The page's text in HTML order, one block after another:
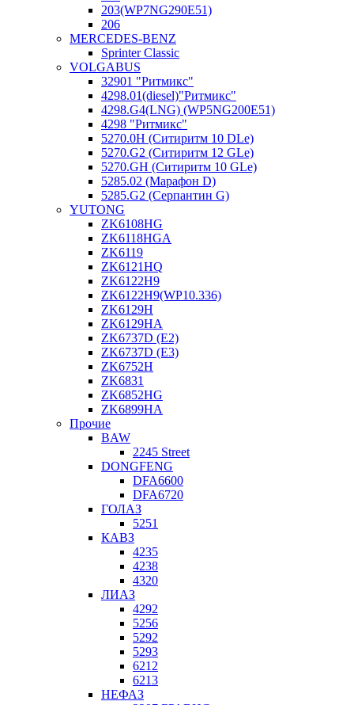
203(WP7NG290E51)
206
MERCEDES-BENZ
Sprinter Classic
VOLGABUS
32901 "Ритмикc"
4298.01(diesel)"Ритмикс"
4298.G4(LNG) (WP5NG200E51)
4298 "Ритмикс"
5270.0H (Ситиритм 10 DLe)
5270.G2 (Ситиритм 12 GLe)
5270.GH (Ситиритм 10 GLe)
5285.02 (Марафон D)
5285.G2 (Серпантин G)
YUTONG
ZK6108HG
ZK6118HGA
ZK6119
ZK6121HQ
ZK6122H9
ZK6122H9(WP10.336)
ZK6129H
ZK6129HA
ZK6737D (E2)
ZK6737D (E3)
ZK6752H
ZK6831
ZK6852HG
ZK6899HA
Прочие
BAW
2245 Street
DONGFENG
DFA6600
DFA6720
ГОЛАЗ
5251
КАВЗ
4235
4238
4320
ЛИАЗ
4292
5256
5292
5293
6212
6213
НЕФАЗ